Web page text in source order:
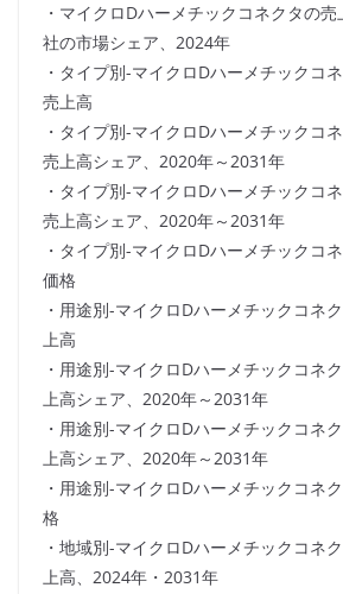
・マイクロDハーメチックコネクタの
社の市場シェア、2024年
・タイプ別-マイクロDハーメチックコ
売上高
・タイプ別-マイクロDハーメチックコ
売上高シェア、2020年～2031年
・タイプ別-マイクロDハーメチックコ
売上高シェア、2020年～2031年
・タイプ別-マイクロDハーメチックコ
価格
・用途別-マイクロDハーメチックコネ
上高
・用途別-マイクロDハーメチックコネ
上高シェア、2020年～2031年
・用途別-マイクロDハーメチックコネ
上高シェア、2020年～2031年
・用途別-マイクロDハーメチックコネ
格
・地域別-マイクロDハーメチックコネ
上高、2024年・2031年